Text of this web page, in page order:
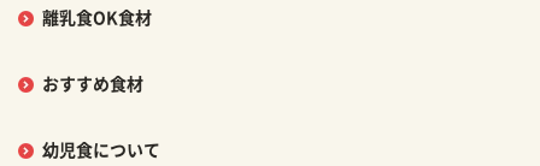
離乳食OK食材
おすすめ食材
幼児食について